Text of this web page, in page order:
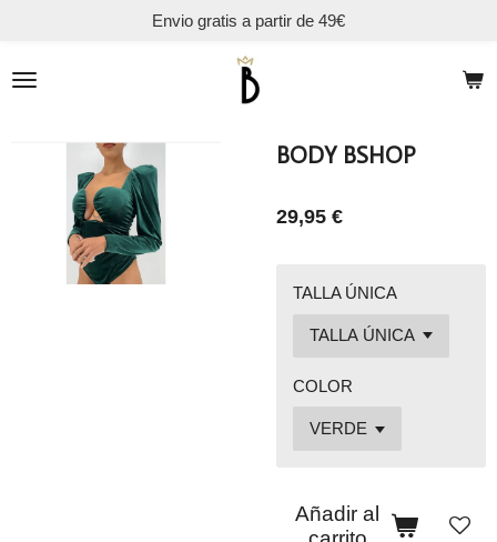
contenido
Envio gratis a partir de 49€
BODY BSHOP
29,95 €
TALLA ÚNICA
COLOR
Añadir al